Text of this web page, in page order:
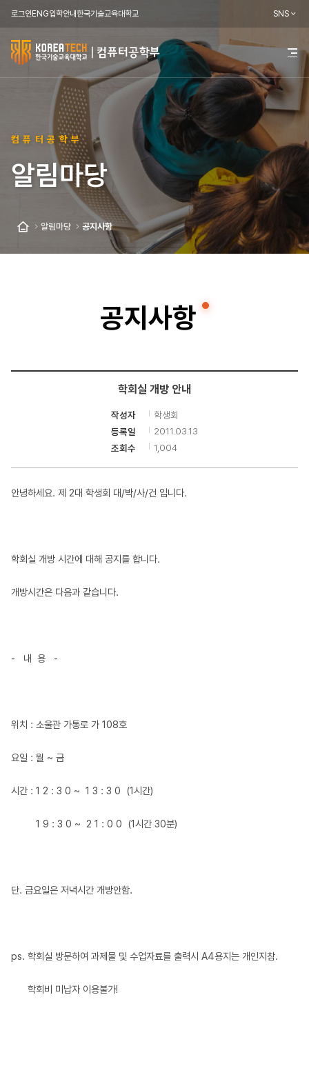
로그인ENG입학안내한국기술교육대학교 SNS
한
국
교
육
학
교
학
전
메
기
컴퓨터공학부
알림마당
알림마당 공지사항
공지사항
학회실 개방 안내
작성자
학생회
등록일
2011.03.13
조회수
1,004
안녕하세요. 제 2대 학생회 대/박/사/건 입니다.
학회실 개방 시간에 대해 공지를 합니다.
개방시간은 다음과 같습니다.
- 내 용 -
위치 : 소울관 가통로 가 108호
요일 : 월 ~ 금
시간 : 1 2 : 3 0 ~ 1 3 : 3 0 (1시간)
1 9 : 3 0 ~ 2 1 : 0 0 (1시간 30분)
단. 금요일은 저녁시간 개방안함.
ps. 학회실 방문하여 과제물 및 수업자료를 출력시 A4용지는 개인지참.
학회비 미납자 이용불가!